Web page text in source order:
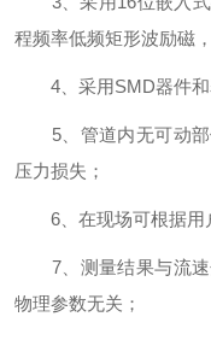
程频率低频矩形波励磁
4、采用SMD器件和
5、管道内无可动部
压力损失；
6、在现场可根据用
7、测量结果与流速
物理参数无关；